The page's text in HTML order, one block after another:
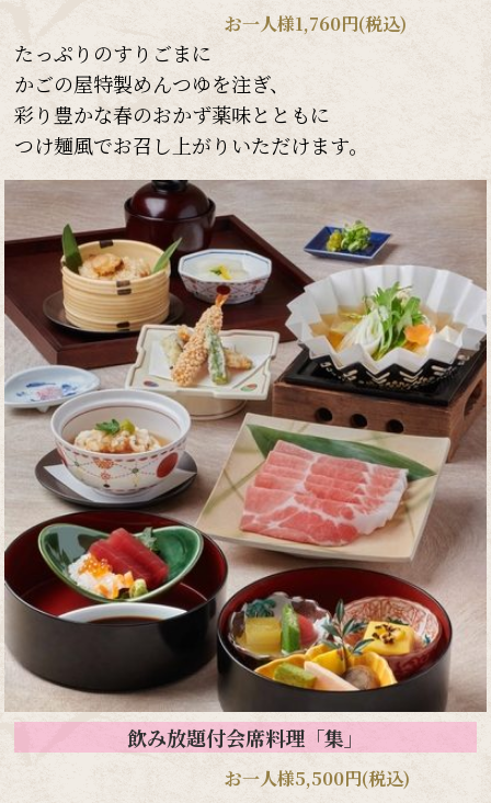
お一人様1,760円(税込)
たっぷりのすりごまに
かごの屋特製めんつゆを注ぎ、
彩り豊かな春のおかず薬味とともに
つけ麺風でお召し上がりいただけます。
飲み放題付会席料理「集」
お一人様5,500円(税込)